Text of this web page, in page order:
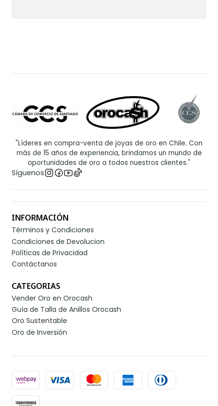
"Líderes en compra-venta de joyas de oro en Chile. Con
más de 15 años de experiencia, brindamos un mundo de
oportunidades de oro a todos nuestros clientes."
Síguenos
INFORMACIÓN
Términos y Condiciones
Condiciones de Devolucion
Políticas de Privacidad
Contáctanos
CATEGORIAS
Vender Oro en Orocash
Guía de Talla de Anillos Orocash
Oro Sustentable
Oro de Inversión